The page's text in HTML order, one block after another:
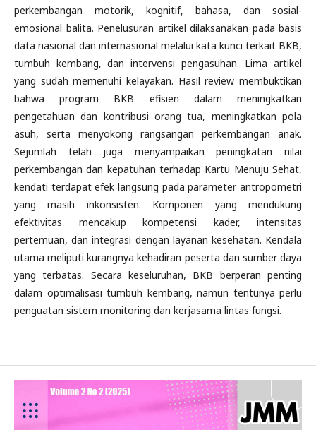
perkembangan motorik, kognitif, bahasa, dan sosial-
emosional balita. Penelusuran artikel dilaksanakan pada basis
data nasional dan internasional melalui kata kunci terkait BKB,
tumbuh kembang, dan intervensi pengasuhan. Lima artikel
yang sudah memenuhi kelayakan. Hasil review membuktikan
bahwa program BKB efisien dalam meningkatkan
pengetahuan dan kontribusi orang tua, meningkatkan pola
asuh, serta menyokong rangsangan perkembangan anak.
Sejumlah telah juga menyampaikan peningkatan nilai
perkembangan dan kepatuhan terhadap Kartu Menuju Sehat,
kendati terdapat efek langsung pada parameter antropometri
yang masih inkonsisten. Komponen yang mendukung
efektivitas mencakup kompetensi kader, intensitas
pertemuan, dan integrasi dengan layanan kesehatan. Kendala
utama meliputi kurangnya kehadiran peserta dan sumber daya
yang terbatas. Secara keseluruhan, BKB berperan penting
dalam optimalisasi tumbuh kembang, namun tentunya perlu
penguatan sistem monitoring dan kerjasama lintas fungsi.